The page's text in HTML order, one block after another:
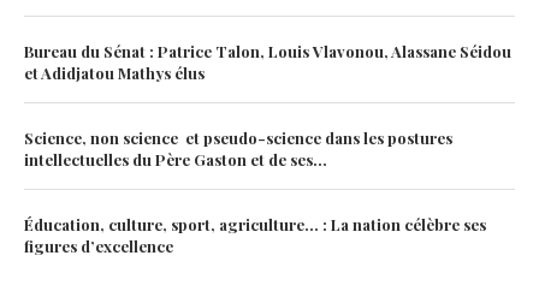
Bureau du Sénat : Patrice Talon, Louis Vlavonou, Alassane Séidou
et Adidjatou Mathys élus
Science, non science et pseudo-science dans les postures
intellectuelles du Père Gaston et de ses...
Éducation, culture, sport, agriculture… : La nation célèbre ses
figures d’excellence